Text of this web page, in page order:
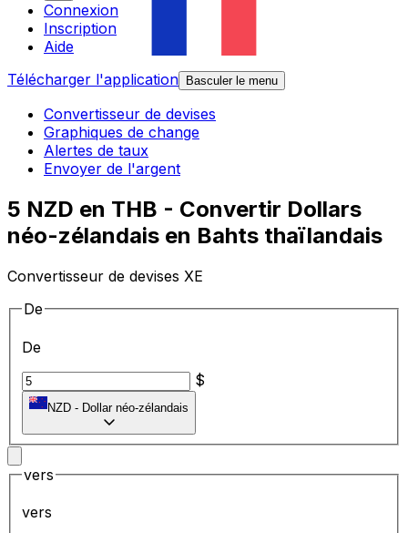
Connexion
Inscription
Aide
Télécharger l'application
Basculer le menu
Convertisseur de devises
Graphiques de change
Alertes de taux
Envoyer de l'argent
5 NZD en THB - Convertir Dollars
néo-zélandais en Bahts thaïlandais
Convertisseur de devises XE
De
De
$
NZD - Dollar néo-zélandais
vers
vers